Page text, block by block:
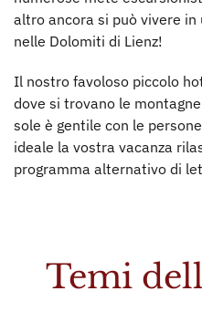
altro ancora si può vivere
nelle Dolomiti di Lienz!
Il nostro favoloso piccolo
dove si trovano le
sole è gentile con le
ideale la vostra vacanza
programma alternativo di
Temi